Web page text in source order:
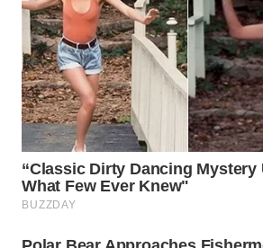
NATUNA
WN
BINTAN
WN
MANDALIKA
WN
LIKUPANG